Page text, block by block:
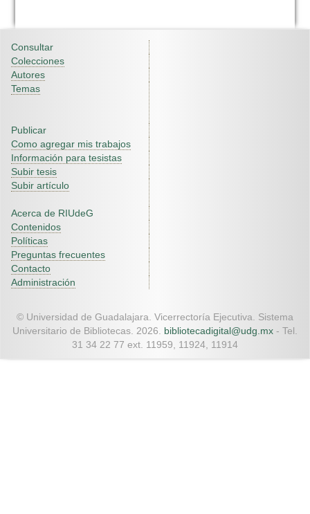
Consultar
Colecciones
Autores
Temas
Publicar
Como agregar mis trabajos
Información para tesistas
Subir tesis
Subir artículo
Acerca de RIUdeG
Contenidos
Políticas
Preguntas frecuentes
Contacto
Administración
© Universidad de Guadalajara. Vicerrectoría Ejecutiva. Sistema
Universitario de Bibliotecas. 2026. bibliotecadigital@udg.mx - Tel.
31 34 22 77 ext. 11959, 11924, 11914